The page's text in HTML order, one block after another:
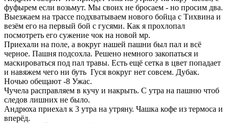
фуфырем если возьмут. Мы своих не бросаем - но просим два.
Выезжаем на трассе подхватываем нового бойца с Тихвина и
везём его на первый бой с гусями. Как я прохлопал
посмотреть его сужение чок на новой мр.
Приехали на поле, а вокруг нашей пашни был пал и всё
черное. Пашня подсохла. Решено немного закопаться и
маскироваться под пал травы. Есть ещё сетка в цвет попадает
и навяжем чего ни буть Гуся вокруг нет совсем. Дубак.
Ночью обещают -8 Ужас.
Чучела расправляем в кучу и накрыть. С утра на пашню чтоб
следов лишних не было.
Андрюха приехал к 3 утра на утряну. Чашка кофе из термоса и
вперёд.